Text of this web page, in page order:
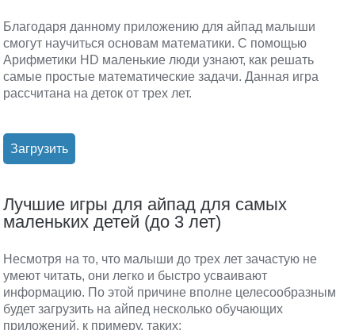
Благодаря данному приложению для айпад малыши
смогут научиться основам математики. С помощью
Арифметики HD маленькие люди узнают, как решать
самые простые математические задачи. Данная игра
рассчитана на деток от трех лет.
Загрузить
Лучшие игры для айпад для самых
маленьких детей (до 3 лет)
Несмотря на то, что малыши до трех лет зачастую не
умеют читать, они легко и быстро усваивают
информацию. По этой причине вполне целесообразным
будет загрузить на айпед несколько обучающих
приложений, к примеру, таких: